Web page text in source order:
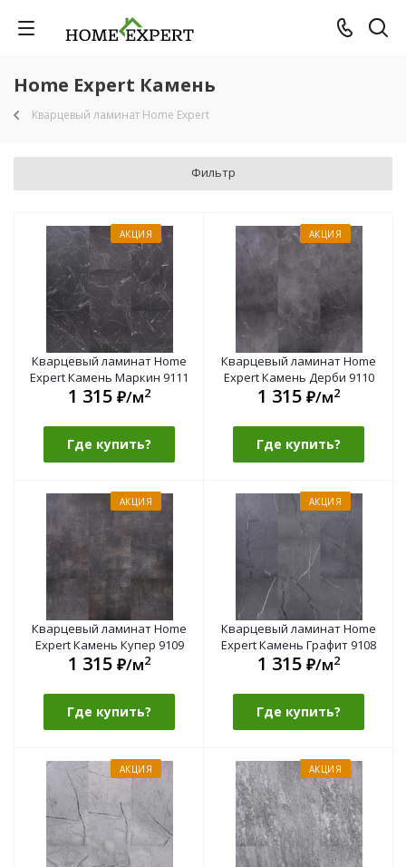
Home Expert Камень
Кварцевый ламинат Home Expert
Фильтр
АКЦИЯ
Кварцевый ламинат Home
Expert Камень Маркин 9111
1 315 ₽/м2
Где купить?
АКЦИЯ
Кварцевый ламинат Home
Expert Камень Дерби 9110
1 315 ₽/м2
Где купить?
АКЦИЯ
Кварцевый ламинат Home
Expert Камень Купер 9109
1 315 ₽/м2
Где купить?
АКЦИЯ
Кварцевый ламинат Home
Expert Камень Графит 9108
1 315 ₽/м2
Где купить?
АКЦИЯ АКЦИЯ